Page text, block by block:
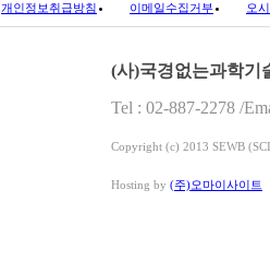
개인정보취급방침 이메일수집거부 오
(사)국경없는과학기
Tel : 02-887-2278 /
Copyright (c) 2013 SEWB
Hosting by (주)오마이사이트